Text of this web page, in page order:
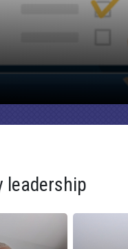
leadership